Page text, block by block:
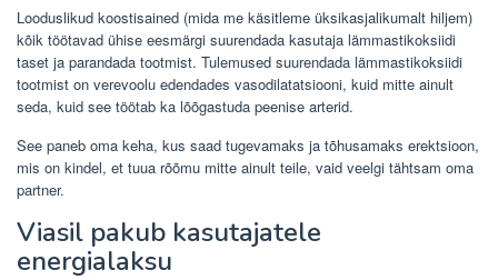
Looduslikud koostisained (mida me käsitleme üksikasjalikumalt hiljem)
kõik töötavad ühise eesmärgi suurendada kasutaja lämmastikoksiidi
taset ja parandada tootmist. Tulemused suurendada lämmastikoksiidi
tootmist on verevoolu edendades vasodilatatsiooni, kuid mitte ainult
seda, kuid see töötab ka lõõgastuda peenise arterid.
See paneb oma keha, kus saad tugevamaks ja tõhusamaks erektsioon,
mis on kindel, et tuua rõõmu mitte ainult teile, vaid veelgi tähtsam oma
partner.
Viasil pakub kasutajatele
energialaksu